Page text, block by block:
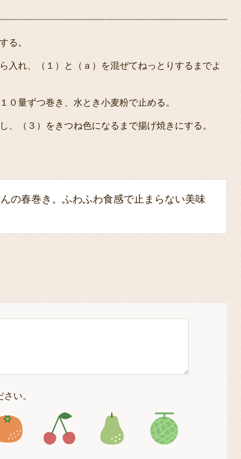
る。
入れ、（１）と（ａ）を混ぜてねっとりするまでよ
０量ずつ巻き、水とき小麦粉で止める。
、（３）をきつね色になるまで揚げ焼きにする。
の春巻き。ふわふわ食感で止まらない美味
い。
ン4 アイコン5 アイコン6 アイコン7